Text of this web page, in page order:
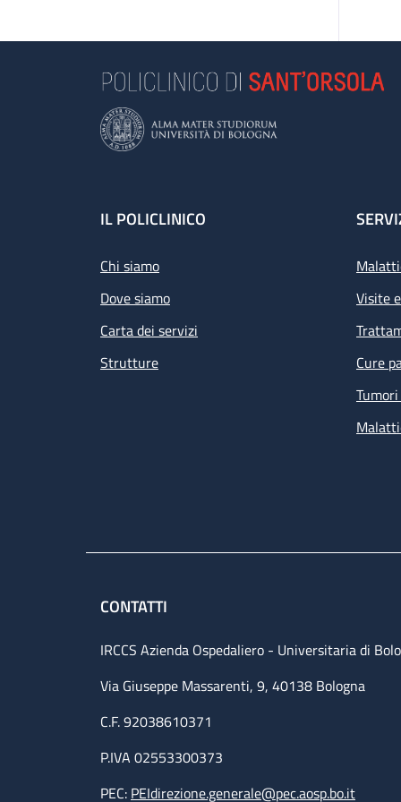
Footer
IL POLICLINICO
Chi siamo
Dove siamo
Carta dei servizi
Strutture
Visite
Cure
CONTATTI
IRCCS Azienda Ospedaliero - Universitaria di
Via Giuseppe Massarenti, 9, 40138 Bologna
C.F. 92038610371
P.IVA 02553300373
PEC: PEIdirezione.generale@pec.aosp.bo.it